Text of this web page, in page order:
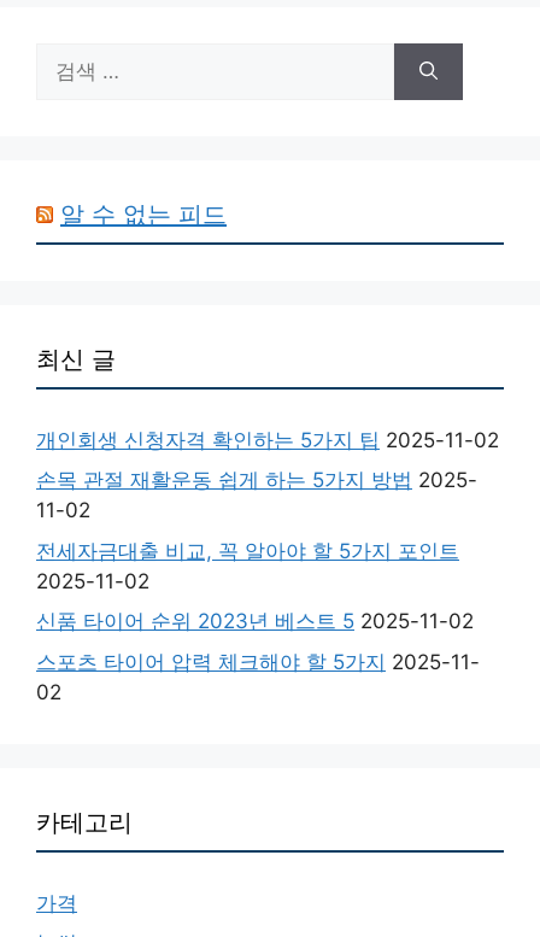
색:
알 수 없는 피드
최신 글
개인회생 신청자격 확인하는 5가지 팁 2025-11-02
손목 관절 재활운동 쉽게 하는 5가지 방법 2025-
11-02
전세자금대출 비교, 꼭 알아야 할 5가지 포인트
2025-11-02
신품 타이어 순위 2023년 베스트 5 2025-11-02
스포츠 타이어 압력 체크해야 할 5가지 2025-11-
02
카테고리
가격